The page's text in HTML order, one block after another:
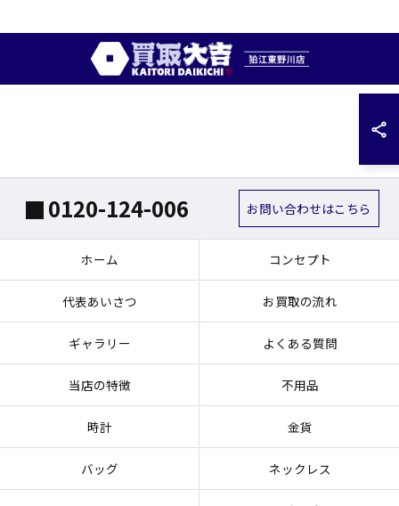
0120-124-006 お問い合わせはこちら
ホーム コンセプト
代表あいさつ お買取の流れ
ギャラリー よくある質問
当店の特徴 不用品
時計 金貨
バッグ ネックレス